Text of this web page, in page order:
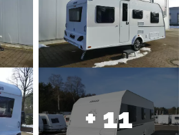
+ 11